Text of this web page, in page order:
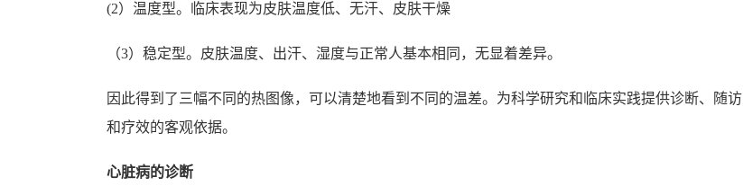
(2）温度型。临床表现为皮肤温度低、无汗、皮肤干燥
（3）稳定型。皮肤温度、出汗、湿度与正常人基本相同，无显着差异。
因此得到了三幅不同的热图像，可以清楚地看到不同的温差。为科学研究和临床实践提供诊断、随访
和疗效的客观依据。
心脏病的诊断